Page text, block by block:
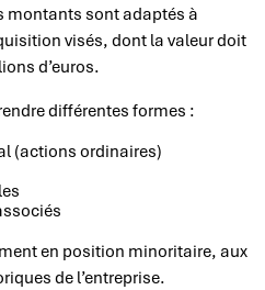
montants sont adaptés à
visés, dont la valeur doit
d’euros.
différentes formes :
(actions ordinaires)
en position minoritaire, aux
de l’entreprise.